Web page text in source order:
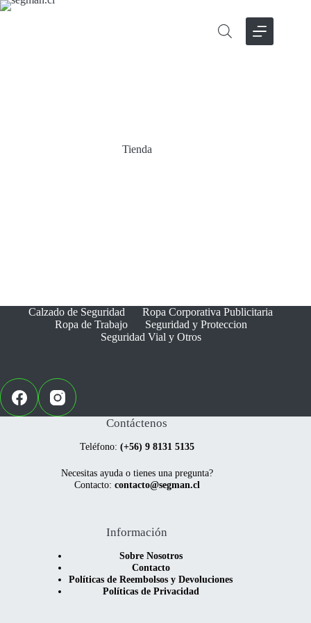
Tienda
Calzado de Seguridad
Ropa Corporativa Publicitaria
Ropa de Trabajo
Seguridad y Proteccion
Seguridad Vial y Otros
Contáctenos
Teléfono: (+56) 9 8131 5135
Necesitas ayuda o tienes una pregunta?
Contacto: contacto@segman.cl
Información
Sobre Nosotros
Contacto
Políticas de Reembolsos y Devoluciones
Políticas de Privacidad